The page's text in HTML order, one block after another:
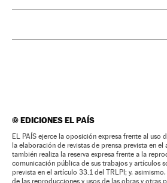
©EDICIONES EL PAÍS
EL PAÍS ejerce la oposición expresa frente al uso
la elaboración de revistas de prensa prevista en
también realiza la reserva expresa frente a la
comunicación pública de sus trabajos y artículos
prevista en el artículo 33.1 del TRLPI; y, asimismo,
de las reproducciones y usos de las obras y otras